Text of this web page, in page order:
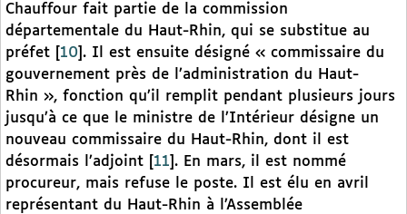
Chauffour fait partie de la commission
départementale du Haut-Rhin, qui se substitue au
préfet
10 . Il est ensuite désigné « commissaire du
gouvernement près de l’administration du Haut-
Rhin », fonction qu’il remplit pendant plusieurs jours
jusqu’à ce que le ministre de l’Intérieur désigne un
nouveau commissaire du Haut-Rhin, dont il est
désormais l’adjoint
11 . En mars, il est nommé
procureur, mais refuse le poste. Il est élu en avril
représentant du Haut-Rhin à l’Assemblée